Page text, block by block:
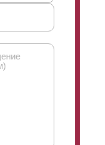
Здесь имеется
обзора при
обзора. Если
вы увидите